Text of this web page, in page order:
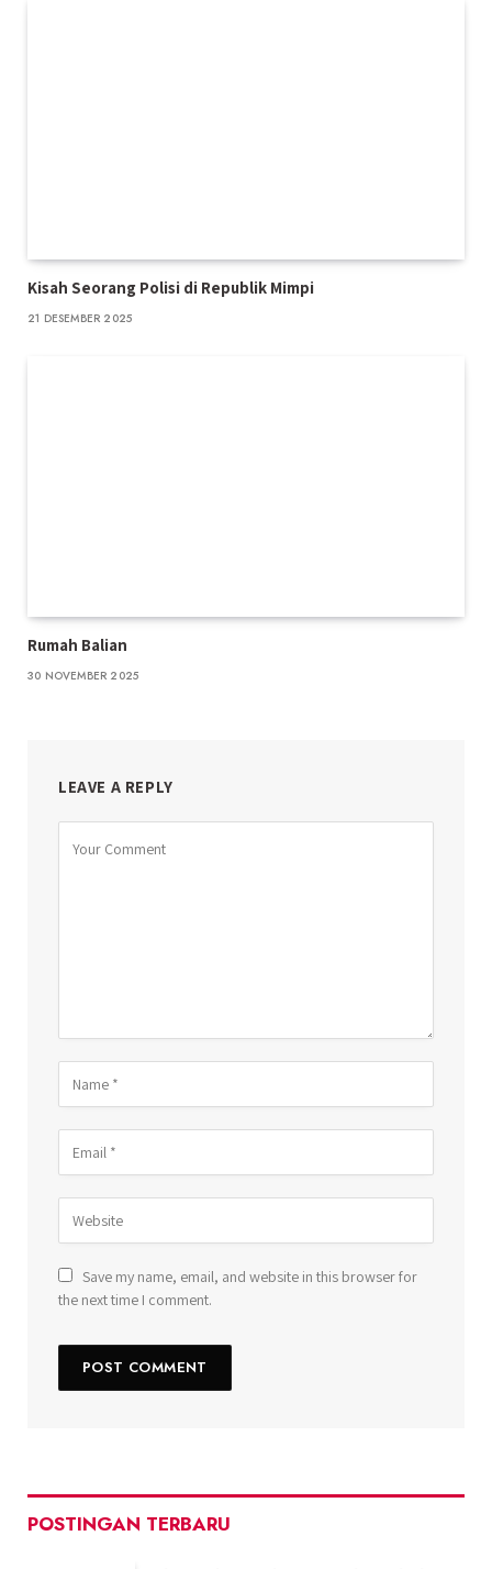
Kisah Seorang Polisi di Republik Mimpi
21 DESEMBER 2025
Rumah Balian
30 NOVEMBER 2025
LEAVE A REPLY
Save my name, email, and website in this browser for
the next time I comment.
POSTINGAN TERBARU